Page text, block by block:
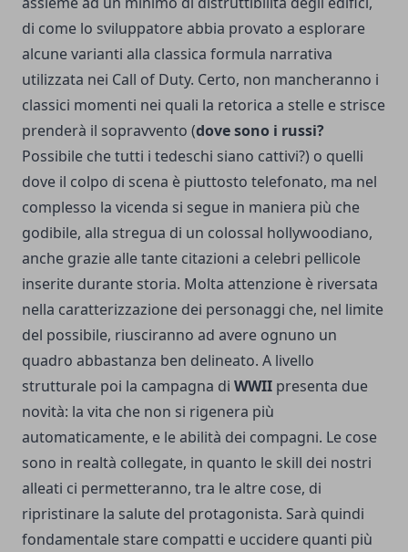
di come lo sviluppatore abbia provato a esplorare
alcune varianti alla classica formula narrativa
utilizzata nei Call of Duty. Certo, non mancheranno i
classici momenti nei quali la retorica a stelle e strisce
prenderà il sopravvento (dove sono i russi?
Possibile che tutti i tedeschi siano cattivi?) o quelli
dove il colpo di scena è piuttosto telefonato, ma nel
complesso la vicenda si segue in maniera più che
godibile, alla stregua di un colossal hollywoodiano,
anche grazie alle tante citazioni a celebri pellicole
inserite durante storia. Molta attenzione è riversata
nella caratterizzazione dei personaggi che, nel limite
del possibile, riusciranno ad avere ognuno un
quadro abbastanza ben delineato. A livello
strutturale poi la campagna di WWII presenta due
novità: la vita che non si rigenera più
automaticamente, e le abilità dei compagni. Le cose
sono in realtà collegate, in quanto le skill dei nostri
alleati ci permetteranno, tra le altre cose, di
ripristinare la salute del protagonista. Sarà quindi
fondamentale stare compatti e uccidere quanti più